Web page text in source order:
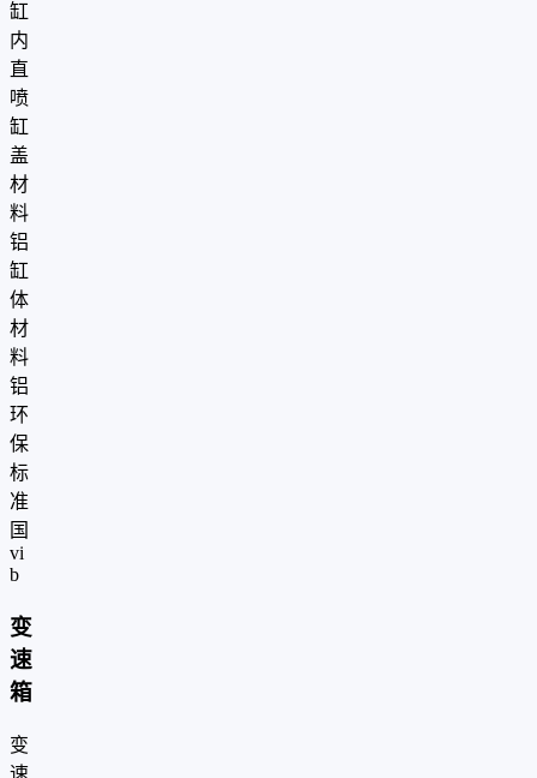
缸
内
直
喷
缸
盖
材
料
铝
缸
体
材
料
铝
环
保
标
准
国
vi
b
变
速
箱
变
速